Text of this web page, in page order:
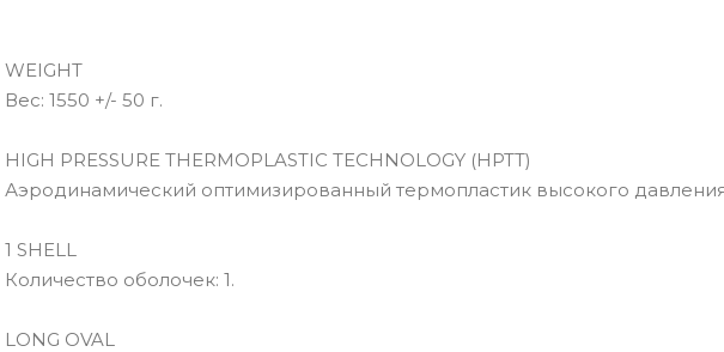
WEIGHT
Вec: 1550 +/- 50 г.
HIGH PRESSURE THERMOPLASTIC TECHNOLOGY (HPTT)
Аэродинамический оптимизированный термопластик высокого
1 SHELL
Количество оболочек: 1.
LONG OVAL